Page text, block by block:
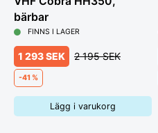
bärbar
FINNS I LAGER
1 293 SEK 2 195 SEK
-41 %
Lägg i varukorg